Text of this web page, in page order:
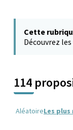
Cette
Découvrez
114
AléatoireLes